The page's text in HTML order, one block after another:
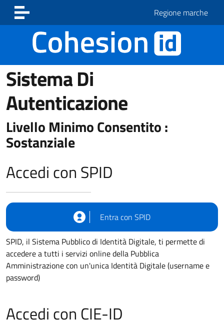
Vai ai contenuti
Vai al footer
Regione marche
Sistema Di
Autenticazione
Livello Minimo Consentito :
Sostanziale
Accedi con SPID
Entra con SPID
SPID, il Sistema Pubblico di Identità Digitale, ti permette di
accedere a tutti i servizi online della Pubblica
Amministrazione con un'unica Identità Digitale (username e
password)
Accedi con CIE-ID